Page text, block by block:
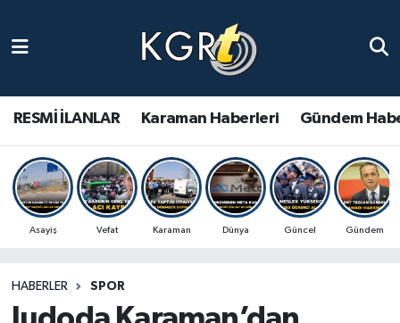
RESMİ İLANLAR Karaman Haberleri Gündem
Asayiş Vefat Karaman Dünya Güncel Gündem
HABERLER SPOR
Gündem Haberleri
Güncel Haberler
Spor Haberleri
Ulusal Haberler